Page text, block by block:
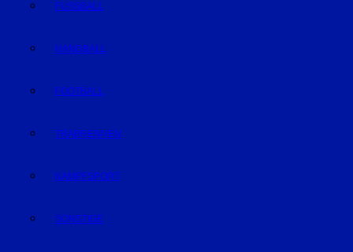
FUSSBALL
HANDBALL
FOOTBALL
TRABRENNEN
KAMPFSPORT
SONSTIGE